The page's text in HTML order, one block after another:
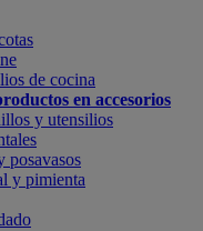
de cocina
en accesorios
y utensilios
posavasos
y pimienta